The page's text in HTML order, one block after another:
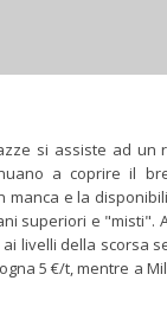
si assiste ad un
a coprire il
e la
superiori e "misti".
livelli della scorsa
5 €/t, mentre a